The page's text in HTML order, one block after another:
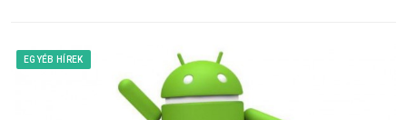
EGYÉB HÍREK